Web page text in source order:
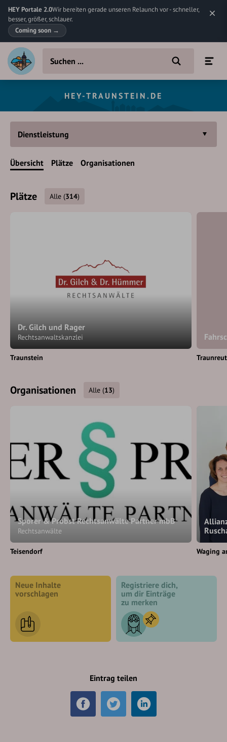
HEY Portale 2.0Wir bereiten gerade unseren Relaunch vor - schneller,
besser, größer, schlauer.
Coming soon →
HEY-TRAUNSTEIN.DE
Dienstleistung
Übersicht Plätze Organisationen
Plätze Alle (314)
Dr. Gilch und Rager
Rechtsanwaltskanzlei
Traunstein Traunreut
Organisationen Alle (13)
Sporer & Probst Rechtsanwälte Partner mbB
Rechtsanwälte
Teisendorf Waging
Neue Inhalte
vorschlagen
Registriere dich,
um dir Einträge
zu merken
Eintrag teilen